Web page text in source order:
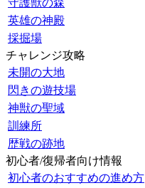
守護獣の森
英雄の神殿
採掘場
チャレンジ攻略
未開の大地
閃きの遊技場
神獣の聖域
訓練所
歴戦の跡地
初心者/復帰者向け情報
初心者のおすすめの進め方